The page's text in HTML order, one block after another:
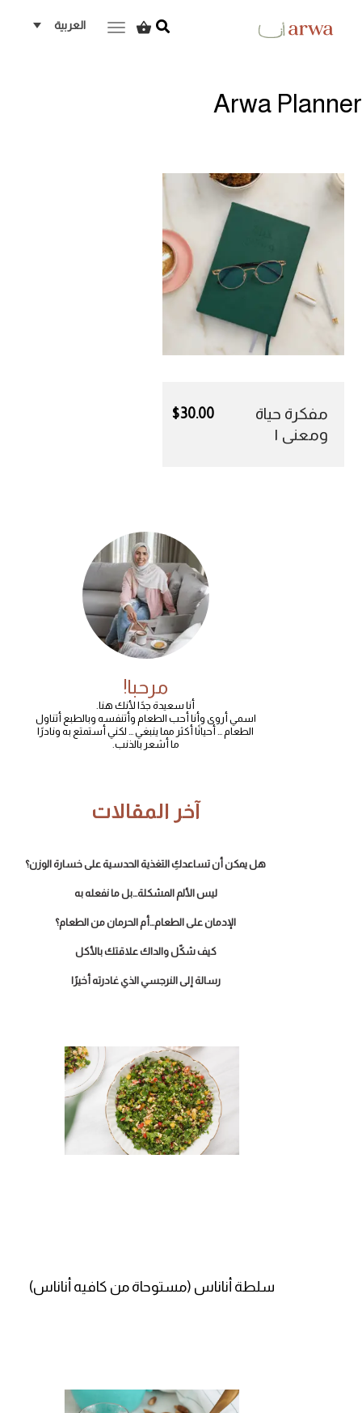
navigation
العربية
Arwa Planner
مفكرة حياة
ومعنى ١
$30.00
مرحبا!
أنا سعيدة جدًا لأنك هنا.
اسمي أروى وأنا أحب الطعام وأتنفسه وبالطبع أتناول
الطعام … أحيانًا أكثر مما ينبغي … لكني أستمتع به ونادرًا
ما أشعر بالذنب.
آخر المقالات
هل يمكن أن تساعدكِ التغذية الحدسية على خسارة الوزن؟
ليس الألم المشكلة…بل ما نفعله به
الإدمان على الطعام…أم الحرمان من الطعام؟
كيف شكّل والداك علاقتك بالأكل
رسالة إلى النرجسي الذي غادرته أخيرًا
سلطة أناناس (مستوحاة من كافيه أناناس)